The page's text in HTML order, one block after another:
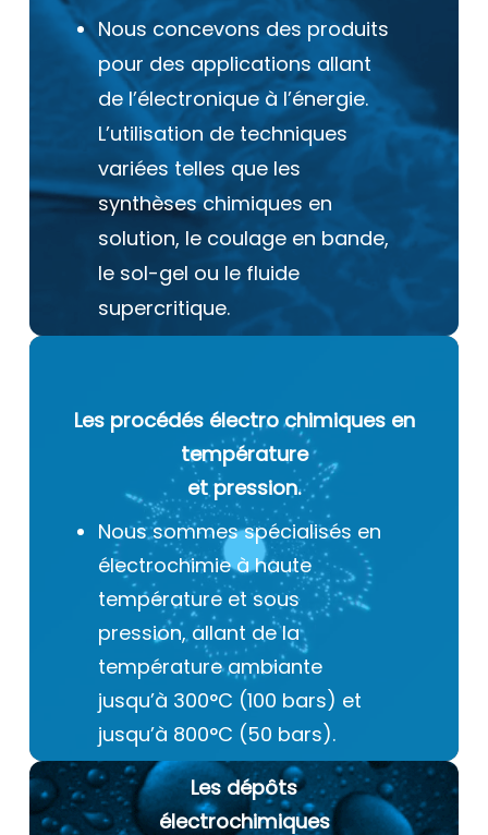
Nous concevons des produits
pour des applications allant
de l’électronique à l’énergie.
L’utilisation de techniques
variées telles que les
synthèses chimiques en
solution, le coulage en bande,
le sol-gel ou le fluide
supercritique.
Les procédés électro chimiques en
température
et pression.
Nous sommes spécialisés en
électrochimie à haute
température et sous
pression, allant de la
température ambiante
jusqu’à 300°C (100 bars) et
jusqu’à 800°C (50 bars).
Les dépôts
électrochimiques